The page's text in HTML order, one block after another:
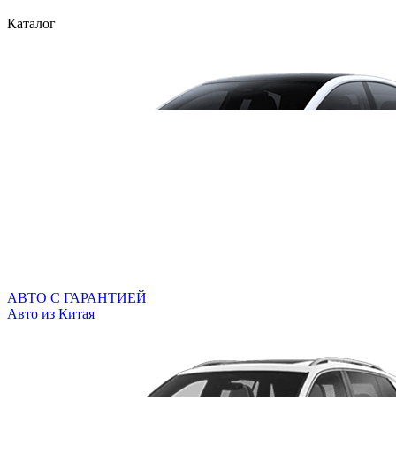
Каталог
АВТО С ГАРАНТИЕЙ
Авто из Китая